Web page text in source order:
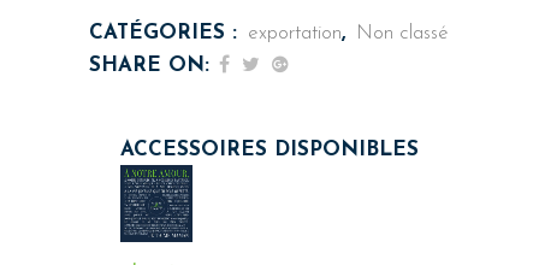
CATÉGORIES : exportation,
Non classé
SHARE ON:
ACCESSOIRES DISPONIBLES